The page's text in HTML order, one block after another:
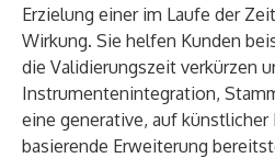
Erzielung einer im Laufe der
Wirkung. Sie helfen Kunden
die Validierungszeit verkürzen
Instrumentenintegration,
eine generative, auf künstlicher
basierende Erweiterung